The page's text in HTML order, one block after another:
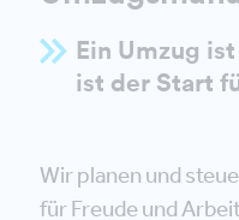
Ein Umzug
ist der Start
Wir planen und
für Freude und